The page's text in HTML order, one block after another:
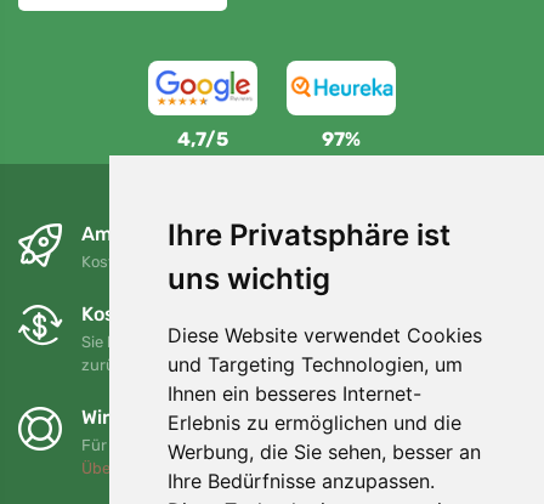
Ihre Privatsphäre ist
uns wichtig
Diese Website verwendet Cookies
und Targeting Technologien, um
Ihnen ein besseres Internet-
Erlebnis zu ermöglichen und die
Werbung, die Sie sehen, besser an
Ihre Bedürfnisse anzupassen.
4,7/5 97%
Am nächsten Tag und kostenlos
Kostenloser Versand für Bestellungen über 80 EUR
Kostenloser Umtausch und Rückgabe
Sie können Ihre Bestellung jederzeit innerhalb von 90 Tagen
zurückgeben oder umtauschen.
Wir unterstützen Trees.org
Für jede Bestellung pflanzen wir einen Baum! Mehr lesen
Über uns